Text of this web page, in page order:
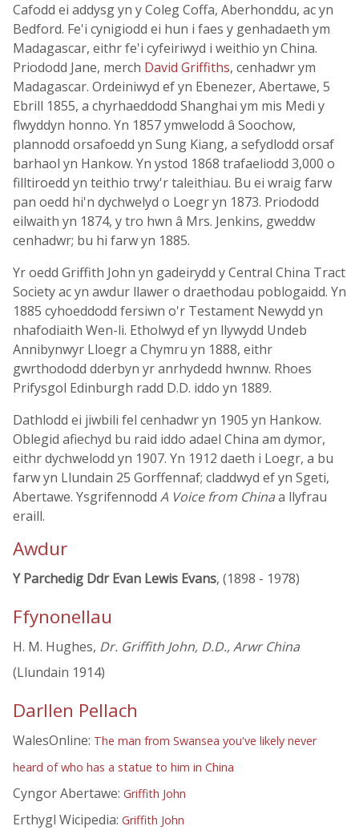
Cafodd ei addysg yn y Coleg Coffa, Aberhonddu, ac yn
Bedford. Fe'i cynigiodd ei hun i faes y genhadaeth ym
Madagascar, eithr fe'i cyfeiriwyd i weithio yn China.
Priododd Jane, merch David Griffiths, cenhadwr ym
Madagascar. Ordeiniwyd ef yn Ebenezer, Abertawe, 5
Ebrill 1855, a chyrhaeddodd Shanghai ym mis Medi y
flwyddyn honno. Yn 1857 ymwelodd â Soochow,
plannodd orsafoedd yn Sung Kiang, a sefydlodd orsaf
barhaol yn Hankow. Yn ystod 1868 trafaeliodd 3,000 o
filltiroedd yn teithio trwy'r taleithiau. Bu ei wraig farw
pan oedd hi'n dychwelyd o Loegr yn 1873. Priododd
eilwaith yn 1874, y tro hwn â Mrs. Jenkins, gweddw
cenhadwr; bu hi farw yn 1885.
Yr oedd Griffith John yn gadeirydd y Central China Tract
Society ac yn awdur llawer o draethodau poblogaidd. Yn
1885 cyhoeddodd fersiwn o'r Testament Newydd yn
nhafodiaith Wen-li. Etholwyd ef yn llywydd Undeb
Annibynwyr Lloegr a Chymru yn 1888, eithr
gwrthododd dderbyn yr anrhydedd hwnnw. Rhoes
Prifysgol Edinburgh radd D.D. iddo yn 1889.
Dathlodd ei jiwbili fel cenhadwr yn 1905 yn Hankow.
Oblegid afiechyd bu raid iddo adael China am dymor,
eithr dychwelodd yn 1907. Yn 1912 daeth i Loegr, a bu
farw yn Llundain 25 Gorffennaf; claddwyd ef yn Sgeti,
Abertawe. Ysgrifennodd A Voice from Chinaa llyfrau
eraill.
Awdur
Y Parchedig Ddr Evan Lewis Evans, (1898 - 1978)
Ffynonellau
H. M. Hughes, Dr. Griffith John, D.D., Arwr China
(Llundain 1914)
Darllen Pellach
WalesOnline: The man from Swansea you've likely never
heard of who has a statue to him in China
Cyngor Abertawe: Griffith John
Erthygl Wicipedia: Griffith John